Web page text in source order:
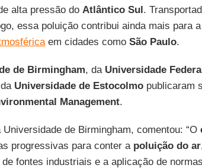
alta pressão do Atlântico Sul.
essa poluição contribui ainda mais para
em cidades como São Paulo.
de Birmingham, da Universidade
Universidade de Estocolmopublicaram
Management.
Universidade de Birmingham, comentou: “O
progressivas para conter a poluição do ar
fontes industriais e a aplicação de